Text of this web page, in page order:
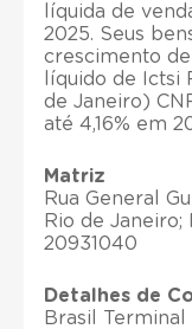
líquida de
2025. Seus
crescimento
líquido de Ictsi
de Janeiro)
até 4,16% em
Matriz
Rua General
Rio de Janeiro;
20931040
Detalhes de
Brasil Terminal